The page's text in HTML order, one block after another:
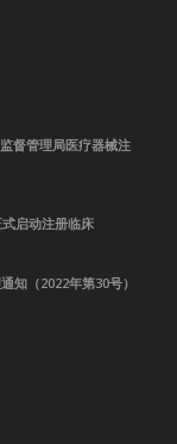
督管理局医疗器械注
启动注册临床
知（2022年第30号）